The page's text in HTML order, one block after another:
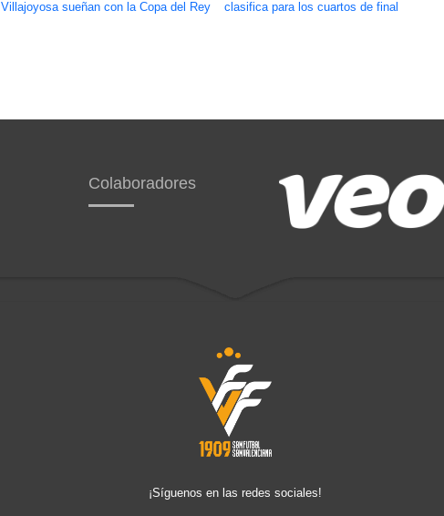
Villajoyosa sueñan con la Copa del Rey
clasifica para los cuartos de final
Colaboradores
¡Síguenos en las redes sociales!